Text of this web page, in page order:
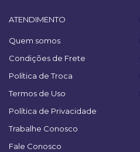
ATENDIMENTO
Quem somos
Condições de Frete
Política de Troca
Termos de Uso
Política de Privacidade
Trabalhe Conosco
Fale Conosco